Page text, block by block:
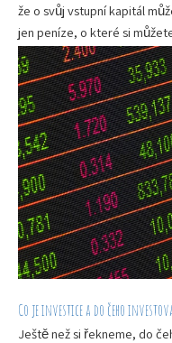
že o svůj vstupní kapitál
jen peníze, o které si
Co je investice a do čeho
Ještě než si řekneme, do